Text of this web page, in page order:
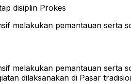
melakukan pemantauan serta
melakukan pemantauan serta
dilaksanakan di Pasar